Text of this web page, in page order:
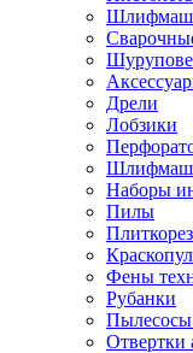
Дрели
Лобзики
Наборы
Пилы
Фены
Рубанки
Пылесосы
Отвертки